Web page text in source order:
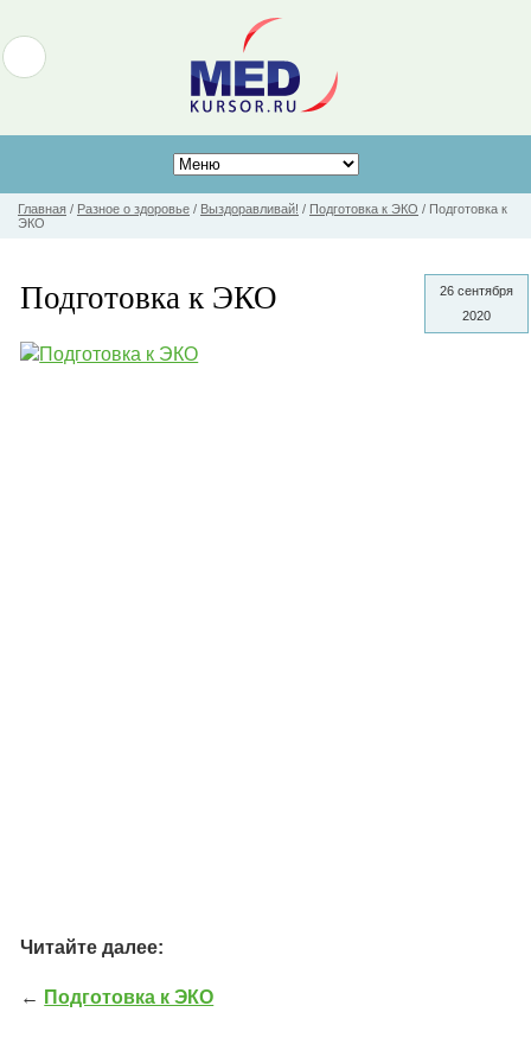
Главная / Разное о здоровье / Выздоравливай! / Подготовка к ЭКО / Подготовка к
ЭКО
26 сентября
2020
Подготовка к ЭКО
Читайте далее:
← Подготовка к ЭКО